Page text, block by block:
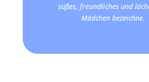
süßes, freundliches und
Mädchen bezeichne.